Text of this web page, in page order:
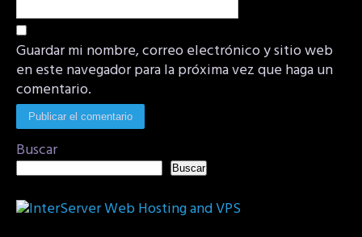
Guardar mi nombre, correo electrónico y sitio web
en este navegador para la próxima vez que haga un
comentario.
Buscar
Buscar